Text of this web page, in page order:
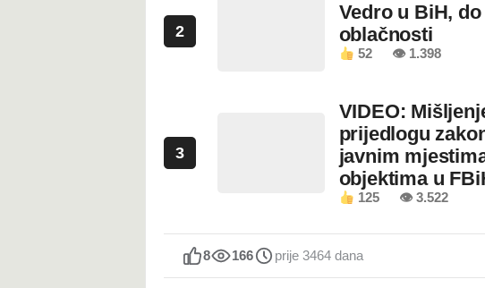
2
Vedro u BiH,
oblačnosti
52 👁 1.398
3
VIDEO:
prijedlogu
javnim
objektima u
125 👁 3.522
8 166 prije 3464 dana